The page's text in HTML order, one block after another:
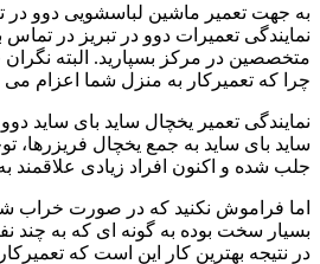
به جهت تعمیر ماشین لباسشویی دوو در
نمایندگی تعمیرات دوو در تبریز در تماس
متخصصین در مرکز بسپارید. البته نگران
چرا که تعمیرکار به منزل شما اعزام
نمایندگی تعمیر یخچال ساید بای ساید دوو
ساید بای ساید به جمع یخچال فریزرها،
جلب شده و اکنون افراد زیادی علاقمند
اما فراموش نکنید که در صورت خراب
بسیار سخت بوده به گونه ای که به چند
در نتیجه بهترین کار این است که